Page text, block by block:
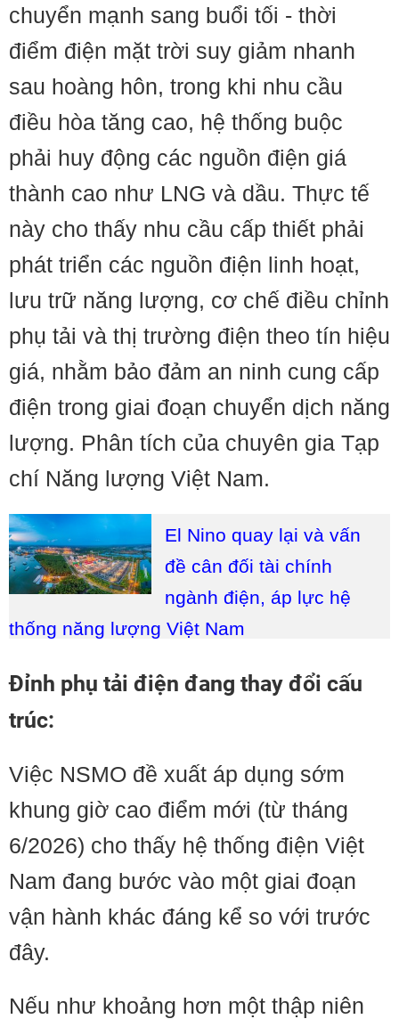
chuyển mạnh sang buổi tối - thời
điểm điện mặt trời suy giảm nhanh
sau hoàng hôn, trong khi nhu cầu
điều hòa tăng cao, hệ thống buộc
phải huy động các nguồn điện giá
thành cao như LNG và dầu. Thực tế
này cho thấy nhu cầu cấp thiết phải
phát triển các nguồn điện linh hoạt,
lưu trữ năng lượng, cơ chế điều chỉnh
phụ tải và thị trường điện theo tín hiệu
giá, nhằm bảo đảm an ninh cung cấp
điện trong giai đoạn chuyển dịch năng
lượng. Phân tích của chuyên gia Tạp
chí Năng lượng Việt Nam.
El Nino quay lại và vấn
đề cân đối tài chính
ngành điện, áp lực hệ
thống năng lượng Việt Nam
Đỉnh phụ tải điện đang thay đổi cấu
trúc:
Việc NSMO đề xuất áp dụng sớm
khung giờ cao điểm mới (từ tháng
6/2026) cho thấy hệ thống điện Việt
Nam đang bước vào một giai đoạn
vận hành khác đáng kể so với trước
đây.
Nếu như khoảng hơn một thập niên